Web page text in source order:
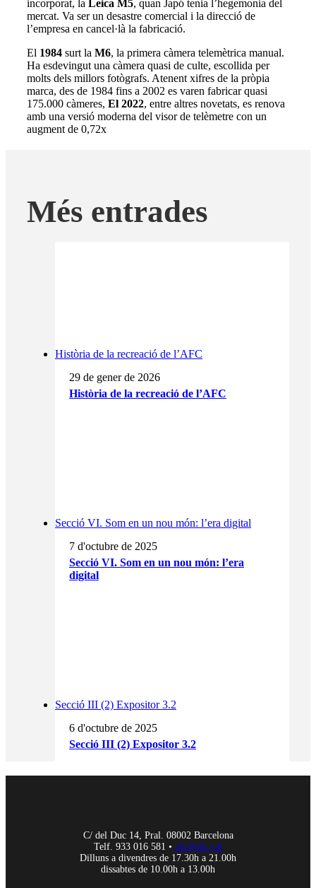
incorporat, la Leica M5, quan Japó tenia l’hegemonia del
mercat. Va ser un desastre comercial i la direcció de
l’empresa en cancel·là la fabricació.
El 1984surt la M6, la primera càmera telemètrica manual.
Ha esdevingut una càmera quasi de culte, escollida per
molts dels millors fotògrafs. Atenent xifres de la pròpia
marca, des de 1984 fins a 2002 es varen fabricar quasi
175.000 càmeres, El 2022, entre altres novetats, es renova
amb una versió moderna del visor de telèmetre con un
augment de 0,72x
Més entrades
Història de la recreació de l’AFC
Història de la recreació de l’AFC
29 de gener de 2026
Secció VI. Som en un nou món: l’era digital
Secció VI. Som en un nou món: l’era
digital
7 d'octubre de 2025
Secció III (2) Expositor 3.2
Secció III (2) Expositor 3.2
6 d'octubre de 2025
C/ del Duc 14, Pral. 08002 Barcelona
Telf. 933 016 581 • afc@afc.cat
Dilluns a divendres de 17.30h a 21.00h
dissabtes de 10.00h a 13.00h